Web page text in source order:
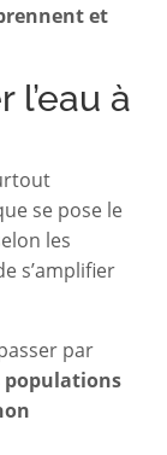
et
à
se pose le
les
s’amplifier
par
populations